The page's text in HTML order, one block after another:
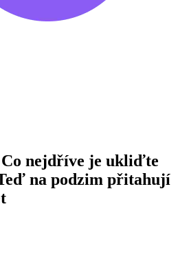
nejdříve je ukliďte
na podzim přitahují